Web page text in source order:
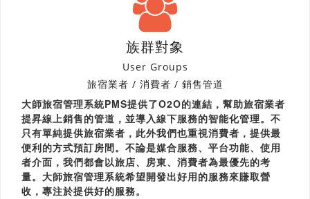
族群對象
User Groups
旅宿業者 / 消費者 / 銷售管道
大師旅宿管理系統PMS提供了O2O的連結，幫助旅宿業者
提昇線上銷售的管道，並導入線下服務的智能化管理。不
只有單純提供旅宿業者，此外我們也重視消費者，提供最
便利的方式預訂房間。不論是媒合服務、平台功能、使用
者介面，我們都會以旅店、房東、消費者為最優先的考
量。大師旅宿管理系統希望開發出好用的服務來賺取營
收，專注於提供好的服務。